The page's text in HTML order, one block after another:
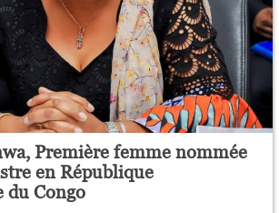
Première femme nommée
en République
du Congo